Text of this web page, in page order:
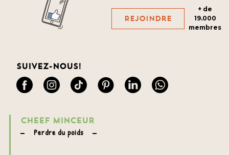
Rejoindre
+ de
19.000
membres
Suivez-nous!
CHEEF MINCEUR
Perdre du poids